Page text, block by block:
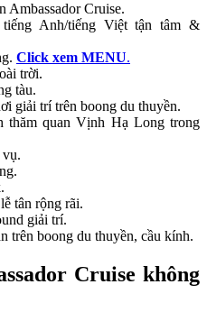
Ambassador Cruise.
Anh/tiếng Việt tận tâm &
Click xem MENU.
trời.
tàu.
giải trí trên boong du thuyền.
thăm quan Vịnh Hạ Long trong
tân rộng rãi.
giải trí.
trên boong du thuyền, cầu kính.
Cruise không